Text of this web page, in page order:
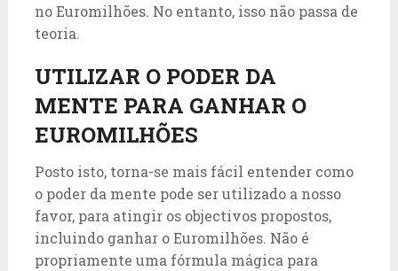
no Euromilhões. No entanto, isso não passa de
teoria.
UTILIZAR O PODER DA
MENTE PARA GANHAR O
EUROMILHÕES
Posto isto, torna-se mais fácil entender como
o poder da mente pode ser utilizado a nosso
favor, para atingir os objectivos propostos,
incluindo ganhar o Euromilhões. Não é
propriamente uma fórmula mágica para